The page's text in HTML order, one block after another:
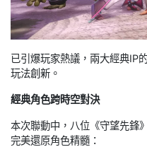
已引爆玩家熱議，兩大經典IP
玩法創新。
經典角色跨時空對決
本次聯動中，八位《守望先鋒
完美還原角色精髓：